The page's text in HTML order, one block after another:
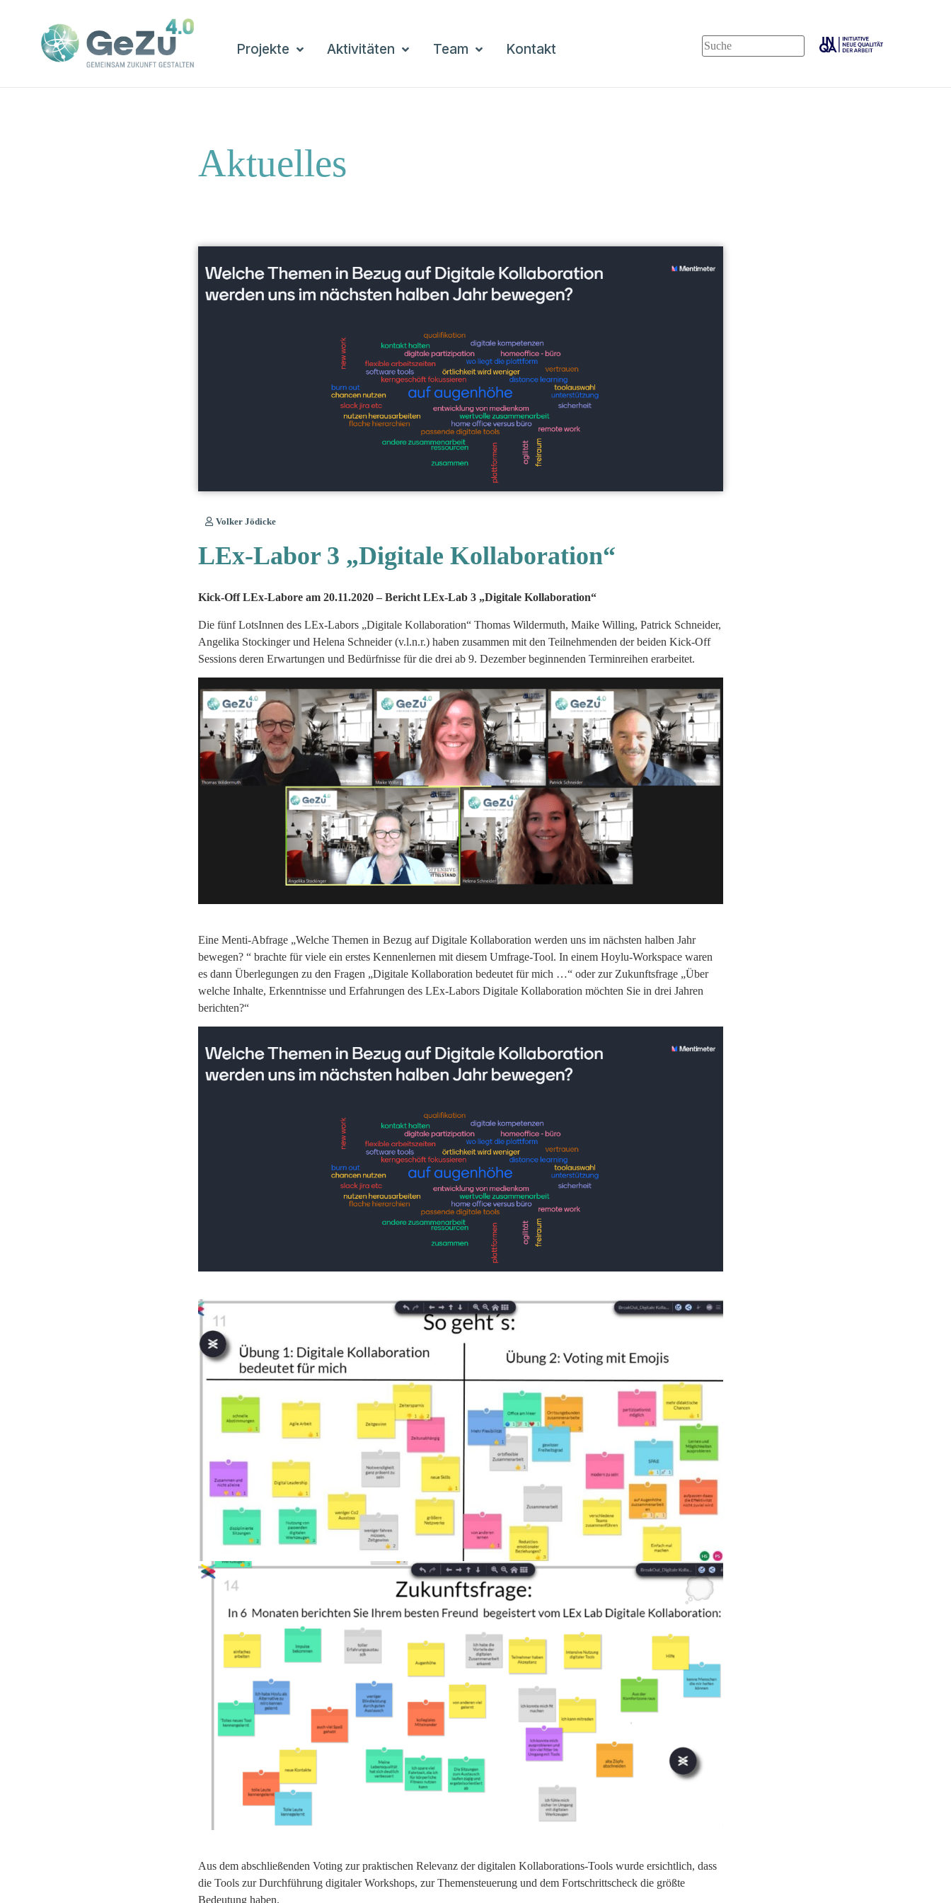
Projekte Aktivitäten Team Kontakt
Aktuelles
Volker Jödicke
LEx-Labor 3 „Digitale Kollaboration“
Kick-Off LEx-Labore am 20.11.2020 – Bericht LEx-Lab 3 „Digitale Kollaboration“
Die fünf LotsInnen des LEx-Labors „Digitale Kollaboration“ Thomas Wildermuth, Maike Willing, Patrick Schneider,
Angelika Stockinger und Helena Schneider (v.l.n.r.) haben zusammen mit den Teilnehmenden der beiden Kick-Off
Sessions deren Erwartungen und Bedürfnisse für die drei ab 9. Dezember beginnenden Terminreihen erarbeitet.
Eine Menti-Abfrage „Welche Themen in Bezug auf Digitale Kollaboration werden uns im nächsten halben Jahr
bewegen? “ brachte für viele ein erstes Kennenlernen mit diesem Umfrage-Tool. In einem Hoylu-Workspace waren
es dann Überlegungen zu den Fragen „Digitale Kollaboration bedeutet für mich …“ oder zur Zukunftsfrage „Über
welche Inhalte, Erkenntnisse und Erfahrungen des LEx-Labors Digitale Kollaboration möchten Sie in drei Jahren
berichten?“
Aus dem abschließenden Voting zur praktischen Relevanz der digitalen Kollaborations-Tools wurde ersichtlich, dass
die Tools zur Durchführung digitaler Workshops, zur Themensteuerung und dem Fortschrittscheck die größte
Bedeutung haben.